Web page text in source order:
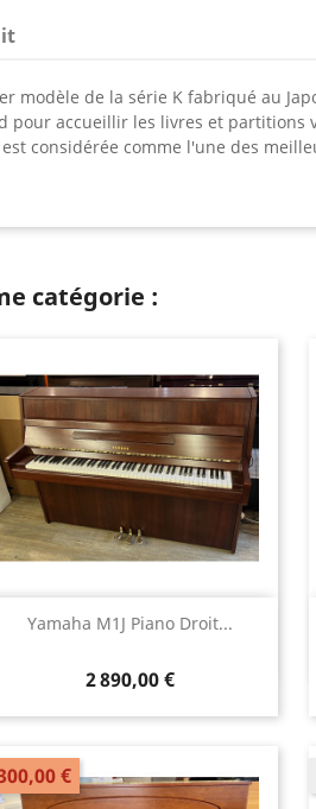
modèle de la série K fabriqué au
accueillir les livres et partitions
considérée comme l'une des
catégorie :
Yamaha M1J Piano Droit...
2 890,00 €
Aperçu rapide
€